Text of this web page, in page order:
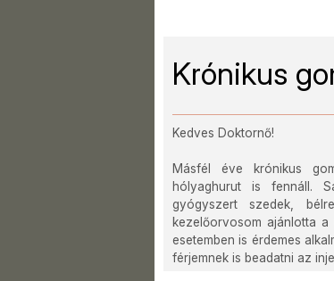
Krónikus
Kedves Doktornő!
Másfél éve krónikus
hólyaghurut is fennáll.
gyógyszert szedek,
kezelőorvosom ajánlotta
esetemben is érdemes
férjemnek is beadatni az